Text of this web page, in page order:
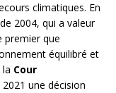
climatiques. En
de 2004, qui a valeur
premier que
équilibré et
Cour
une décision